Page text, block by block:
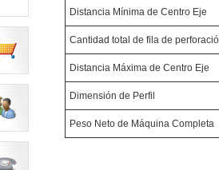
Distancia Mínima de Centro Eje
Cantidad total de fila de
Distancia Máxima de Centro Eje
Dimensión de Perfil
Peso Neto de Máquina Completa